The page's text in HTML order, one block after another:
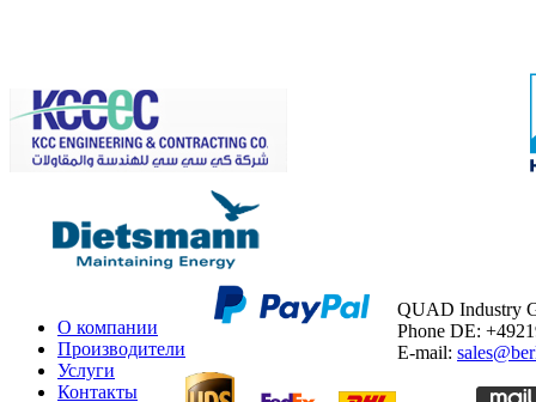
О компании
Производители
Услуги
Контакты
QUAD Industry
Phone DE:
E-mail: